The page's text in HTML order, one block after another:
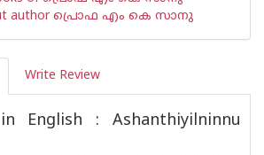
author പ്രൊഫ എം കെ സാനു
Write Review
English : Ashanthiyilninnu